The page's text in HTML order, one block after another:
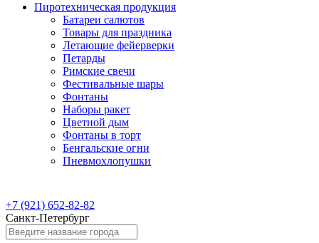
Пиротехническая продукция
Батареи салютов
Товары для праздника
Летающие фейерверки
Петарды
Римские свечи
Фестивальные шары
Фонтаны
Наборы ракет
Цветной дым
Фонтаны в торт
Бенгальские огни
Пневмохлопушки
+7 (921) 652-82-82
Санкт-Петербург